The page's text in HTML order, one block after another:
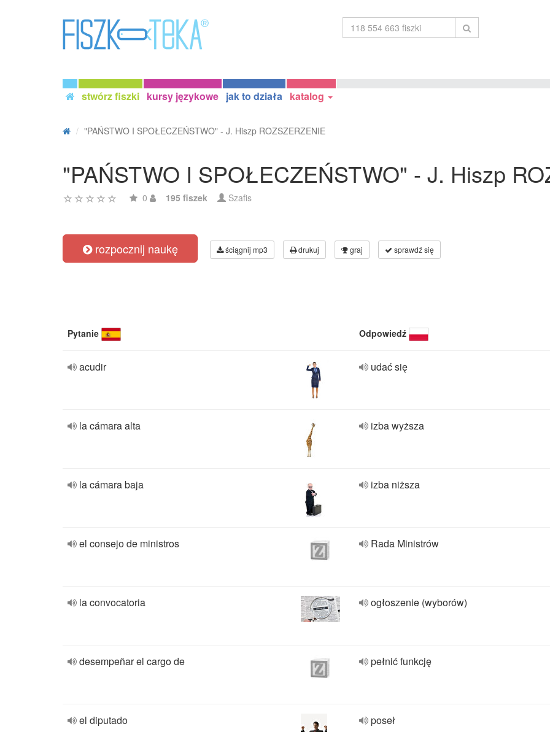
stwórz fiszki kursy językowe jak to działa katalog
"PAŃSTWO I SPOŁECZEŃSTWO" - J. Hiszp ROZSZERZENIE
"PAŃSTWO I SPOŁECZEŃSTWO" - J. Hiszp
0 195 fiszek Szafis
rozpocznij naukę ściągnij mp3 drukuj graj sprawdź się
Pytanie Odpowiedź
acudir udać się
la cámara alta izba wyższa
la cámara baja izba niższa
el consejo de ministros Rada Ministrów
la convocatoria ogłoszenie (wyborów)
desempeñar el cargo de pełnić funkcję
el diputado poseł